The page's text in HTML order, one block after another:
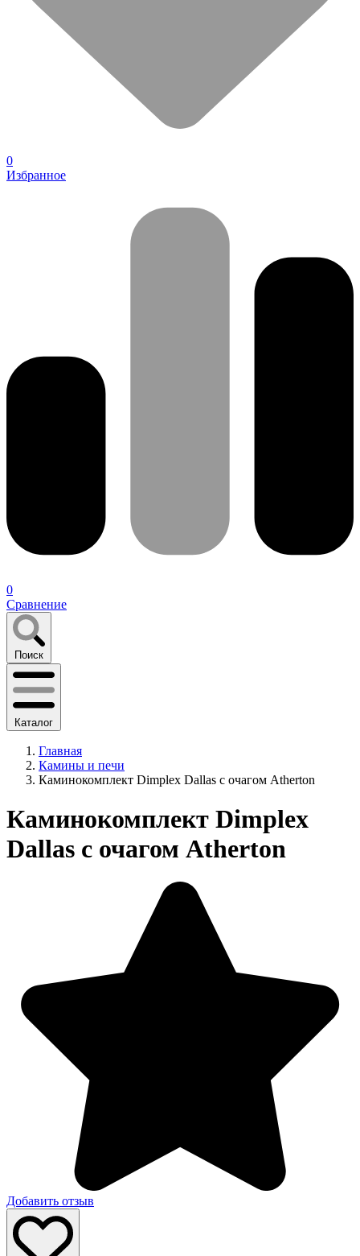
0
Избранное
0
Сравнение
Поиск
Каталог
Главная
Камины и печи
Каминокомплект Dimplex Dallas с очагом Atherton
Каминокомплект Dimplex
Dallas с очагом Atherton
Добавить отзыв